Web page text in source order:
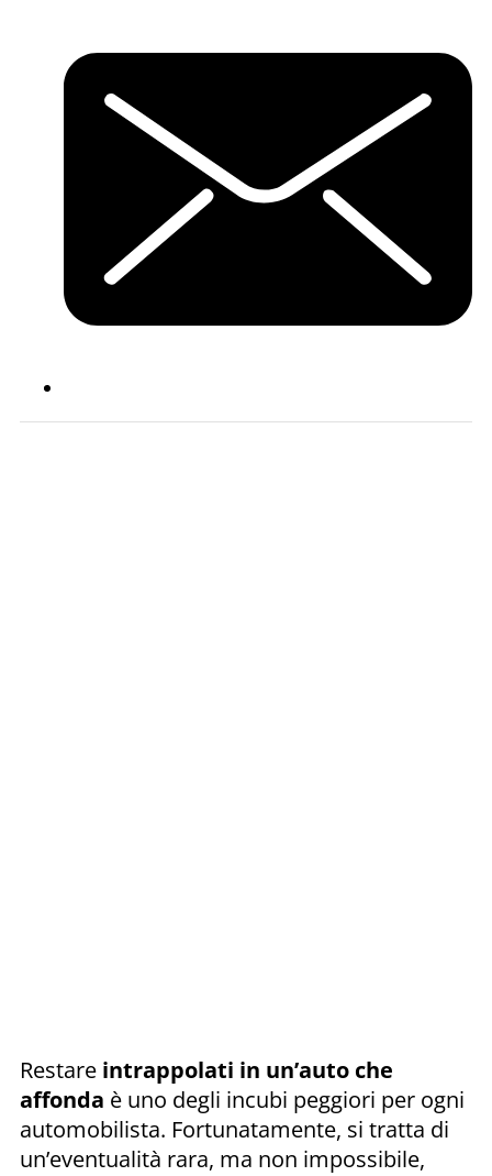
Restare intrappolati in un’auto che
affonda è uno degli incubi peggiori per ogni
automobilista. Fortunatamente, si tratta di
un’eventualità rara, ma non impossibile,